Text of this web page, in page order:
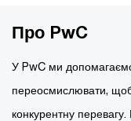
Про PwC
У PwC ми допомагаємо
переосмислювати,
конкурентну